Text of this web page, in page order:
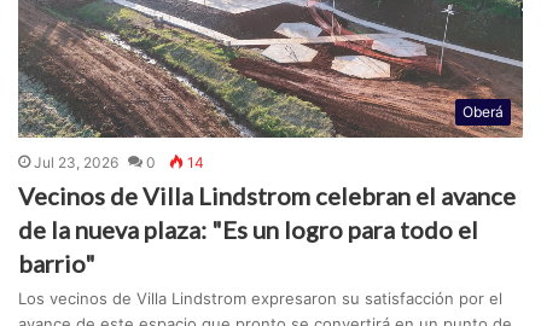
Oberá
Jul 23, 2026 0 14
Vecinos de Villa Lindstrom celebran el avance
de la nueva plaza: "Es un logro para todo el
barrio"
Los vecinos de Villa Lindstrom expresaron su satisfacción por el